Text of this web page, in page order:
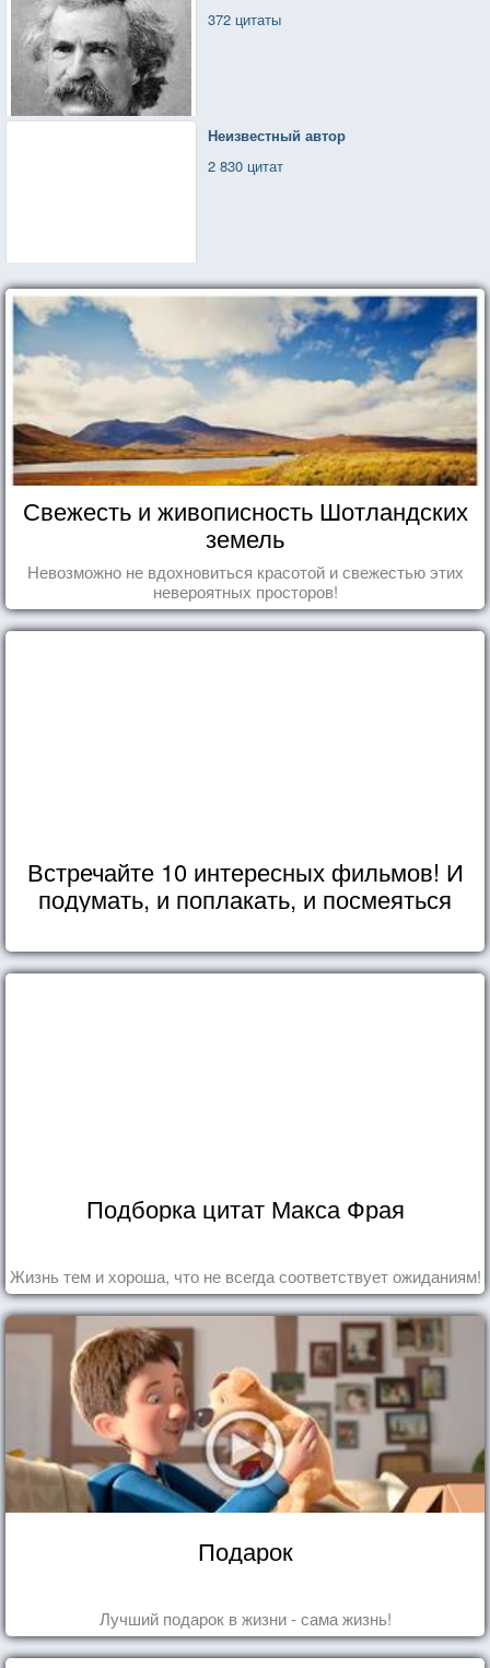
372 цитаты
Неизвестный автор
2 830 цитат
Свежесть и живописность Шотландских
земель
Невозможно не вдохновиться красотой и свежестью этих
невероятных просторов!
Встречайте 10 интересных фильмов! И
подумать, и поплакать, и посмеяться
Подборка цитат Макса Фрая
Жизнь тем и хороша, что не всегда соответствует ожиданиям!
Подарок
Лучший подарок в жизни - сама жизнь!